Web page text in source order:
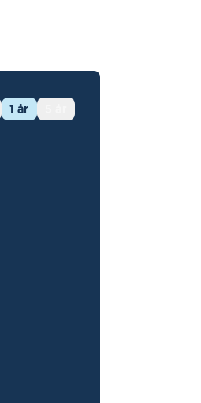
1 år